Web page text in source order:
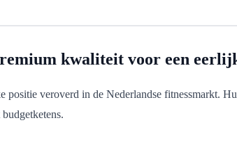
kwaliteit voor een
positie veroverd in de Nederlandse fitnessmarkt.